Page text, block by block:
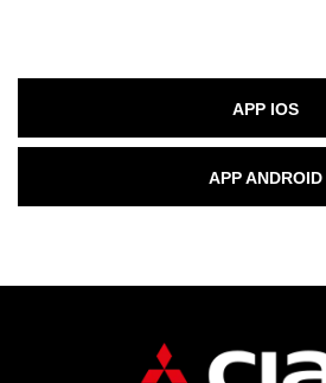
APP IOS
APP ANDROID